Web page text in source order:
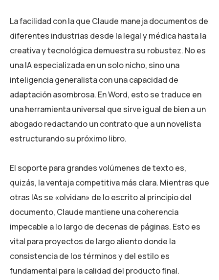
La facilidad con la que Claude maneja documentos de
diferentes industrias desde la legal y médica hasta la
creativa y tecnológica demuestra su robustez. No es
una IA especializada en un solo nicho, sino una
inteligencia generalista con una capacidad de
adaptación asombrosa. En Word, esto se traduce en
una herramienta universal que sirve igual de bien a un
abogado redactando un contrato que a un novelista
estructurando su próximo libro.
El soporte para grandes volúmenes de texto es,
quizás, la ventaja competitiva más clara. Mientras que
otras IAs se «olvidan» de lo escrito al principio del
documento, Claude mantiene una coherencia
impecable a lo largo de decenas de páginas. Esto es
vital para proyectos de largo aliento donde la
consistencia de los términos y del estilo es
fundamental para la calidad del producto final.